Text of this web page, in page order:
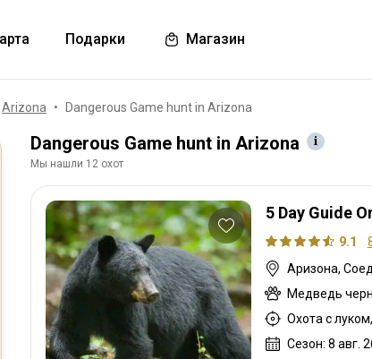
Подарки Магазин
Arizona Dangerous Game hunt in Arizona
Dangerous Game hunt in Arizona
Мы нашли 12 охот
5 Day Guide
9.1
Аризона,
Медведь
Сезон: 8 авг.